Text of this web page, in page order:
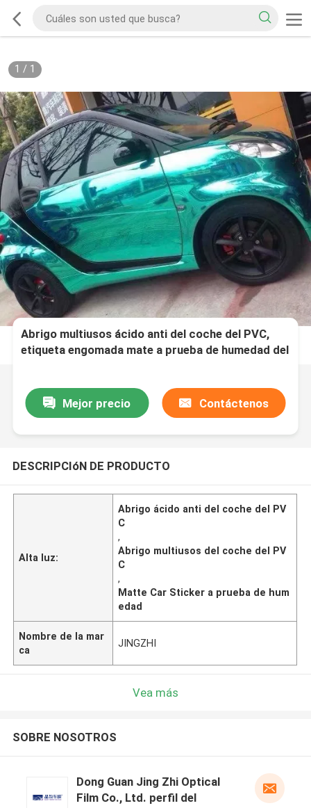
1 / 1
Abrigo multiusos ácido anti del coche del PVC,
etiqueta engomada mate a prueba de humedad del
Mejor precio Contáctenos
DESCRIPCIóN DE PRODUCTO
Alta luz:
Abrigo ácido anti del coche del PV
C
,
Abrigo multiusos del coche del PV
C
,
Matte Car Sticker a prueba de hum
edad
Nombre de la mar
ca
JINGZHI
Vea más
SOBRE NOSOTROS
Dong Guan Jing Zhi Optical
Film Co., Ltd. perfil del